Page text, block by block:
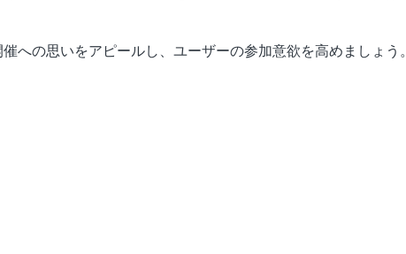
への思いをアピールし、ユーザーの参加意欲を高めましょう。